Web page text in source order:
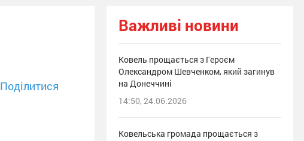
Поділитися
Важливі новини
Ковель прощається з Героєм
Олександром Шевченком, який загинув
на Донеччині
14:50, 24.06.2026
Ковельська громада прощається з